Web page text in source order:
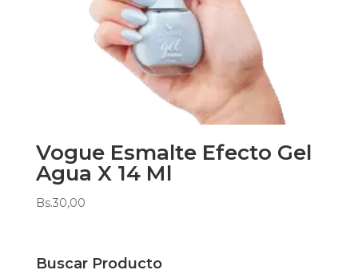
Vogue Esmalte Efecto Gel
Agua X 14 Ml
Bs.30,00
Buscar Producto